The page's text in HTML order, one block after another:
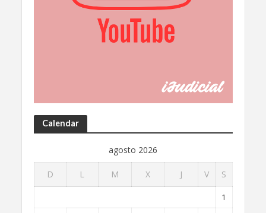
Calendar
agosto 2026
D L M X J V S
1